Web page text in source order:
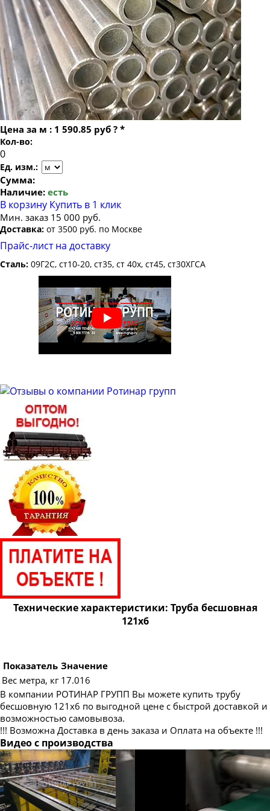
Труба бесшовная 22
Труба бесшовная 24
Труба бесшовная 25
Труба бесшовная 26
Труба бесшовная 27
Труба бесшовная 28
Труба бесшовная 30
Труба бесшовная 32
Труба бесшовная 35
Труба бесшовная 36
Труба бесшовная 38
Труба бесшовная 40
Труба бесшовная 42
Труба бесшовная 45
Труба бесшовная 48
Труба бесшовная 50
Труба бесшовная 51
Труба бесшовная 53
Труба бесшовная 63
Труба бесшовная 63.5
Труба бесшовная 65
Труба бесшовная 68
Труба бесшовная 70
Труба бесшовная 73
Труба бесшовная 76
Труба бесшовная 83
Труба бесшовная 95
Труба бесшовная 102
Труба бесшовная 127
Труба бесшовная 133
Труба бесшовная 140
Труба бесшовная 146
Труба бесшовная 152
Труба бесшовная 159
Труба бесшовная 168
Труба бесшовная 180
Труба бесшовная 121х24
Труба бесшовная 121х25
Труба бесшовная 121х28
Труба бесшовная 121х30
Цена за м : 1 590.85 руб ? *
Кол-во:
Ед. изм.:
Сумма:
Наличие: есть
В корзину Купить в 1 клик
Мин. заказ 15 000 руб.
Доставка: от 3500 руб. по Москве
Прайс-лист на доставку
Сталь: 09Г2С, ст10-20, ст35, ст 40х, ст45, ст30ХГСА
Технические характеристики: Труба бесшовная
121х6
Показатель Значение
Вес метра, кг 17.016
В компании РОТИНАР ГРУПП Вы можете купить трубу
бесшовную 121х6 по выгодной цене с быстрой доставкой и
возможностью самовывоза.
!!! Возможна Доставка в день заказа и Оплата на объекте !!!
Видео с производства